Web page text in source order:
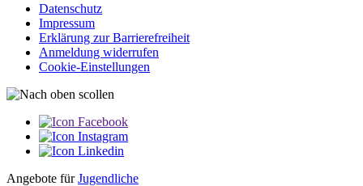
Datenschutz
Impressum
Erklärung zur Barriere­­freiheit
Anmeldung widerrufen
Cookie-Einstellungen
Angebote fürJugendliche